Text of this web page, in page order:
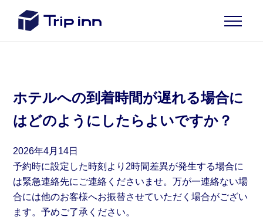
ホテルへの到着時間が遅れる場合に
はどのようにしたらよいですか？
2026年4月14日
予約時に設定した時刻より2時間差異が発生する場合に
は緊急連絡先にご連絡くださいませ。万が一連絡ない場
合には他のお客様へお振替させていただく場合がござい
ます。予めご了承ください。